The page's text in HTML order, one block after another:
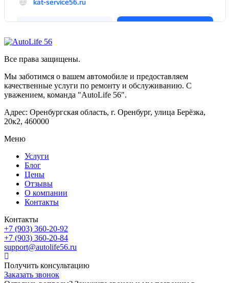
Все права защищены.
Мы заботимся о вашем автомобиле и предоставляем
качественные услуги по ремонту и обслуживанию. С
уважением, команда "AutoLife 56".
Адрес: Оренбургская область, г. Оренбург, улица Берёзка,
20к2, 460000
Меню
Услуги
Блог
Цены
Отзывы
О компании
Контакты
Контакты
+7 (903) 360-20-92
+7 (903) 360-20-84
support@autolife56.ru
Получить консультацию
Заказать звонок